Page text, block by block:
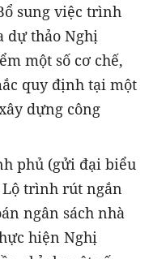
sung việc trình
dự thảo Nghị
một số cơ chế,
quy định tại một
dựng công
phủ (gửi đại biểu
trình rút ngắn
ngân sách nhà
hiện Nghị